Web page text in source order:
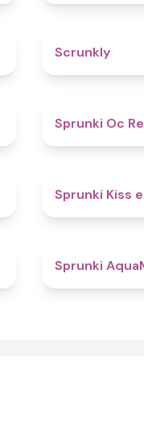
Scrunkly
Sprunki Oc
Sprunki Kiss
Sprunki